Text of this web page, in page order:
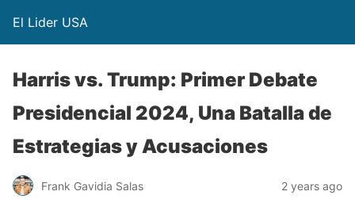
El Lider USA
Harris vs. Trump: Primer Debate
Presidencial 2024, Una Batalla de
Estrategias y Acusaciones
Frank Gavidia Salas 2 years ago